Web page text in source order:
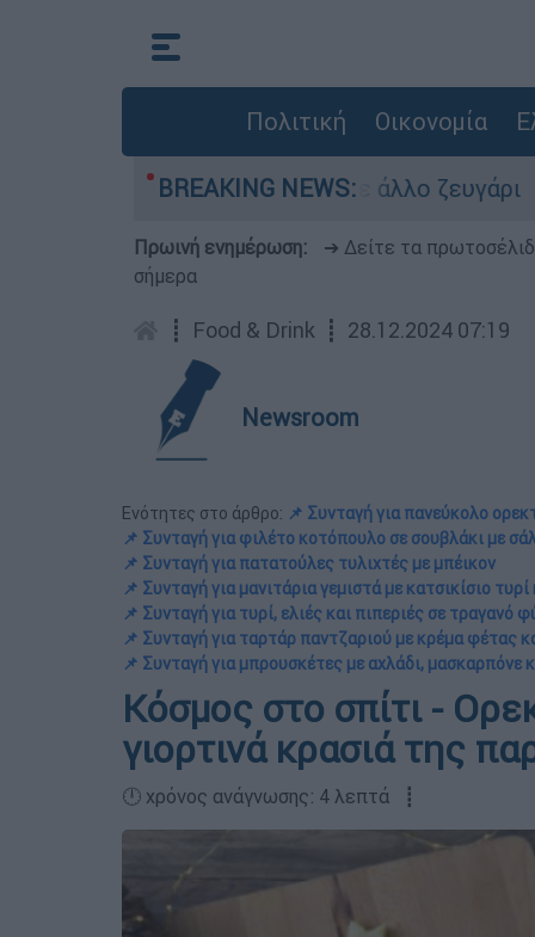
Πολιτική Οικονομία
BREAKING NEWS:
εμφανίστηκε άλλο ζευγάρι Πύρινη
Πρωινή ενημέρωση: ➔ Δείτε τα
σήμερα
┋ Food & Drink ┋ 28.12.2024 07:19
Newsroom
Ενότητες στο άρθρο: 📌 Συνταγή για πανεύκολο
📌 Συνταγή για φιλέτο κοτόπουλο σε σουβλάκι με
📌 Συνταγή για πατατούλες τυλιχτές με μπέικον
📌 Συνταγή για μανιτάρια γεμιστά με κατσικίσιο
📌 Συνταγή για τυρί, ελιές και πιπεριές σε τραγανό
📌 Συνταγή για ταρτάρ παντζαριού με κρέμα φέτας
📌 Συνταγή για μπρουσκέτες με αχλάδι, μασκαρπόνε
Κόσμος στο σπίτι -
γιορτινά κρασιά της
🕛 χρόνος ανάγνωσης: 4 λεπτά ┋